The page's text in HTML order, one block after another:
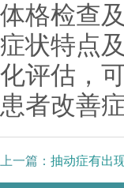
体格检查
症状特点
化评估，
患者改善
上一篇： 抽动症有出